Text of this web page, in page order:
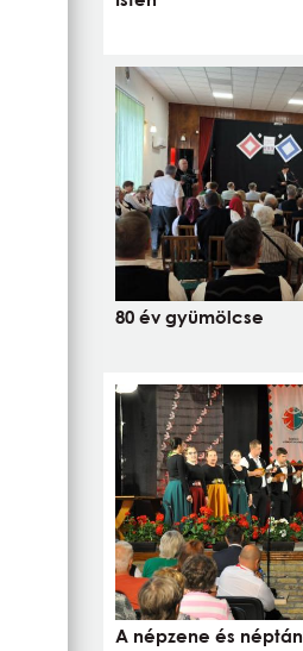
80 év gyümölcse
A népzene és